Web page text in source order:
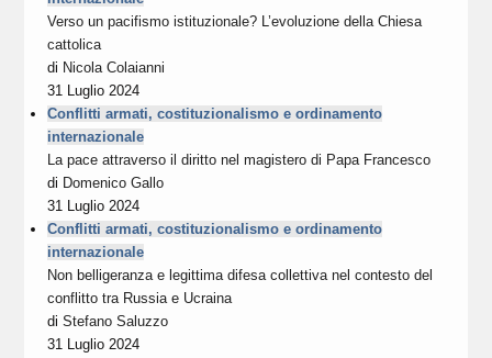
Verso un pacifismo istituzionale? L’evoluzione della Chiesa
cattolica
di Nicola Colaianni
31 Luglio 2024
Conflitti armati, costituzionalismo e ordinamento
internazionale
La pace attraverso il diritto nel magistero di Papa Francesco
di Domenico Gallo
31 Luglio 2024
Conflitti armati, costituzionalismo e ordinamento
internazionale
Non belligeranza e legittima difesa collettiva nel contesto del
conflitto tra Russia e Ucraina
diStefano Saluzzo
31 Luglio 2024